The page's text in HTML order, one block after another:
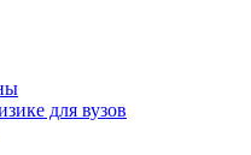
для вузов